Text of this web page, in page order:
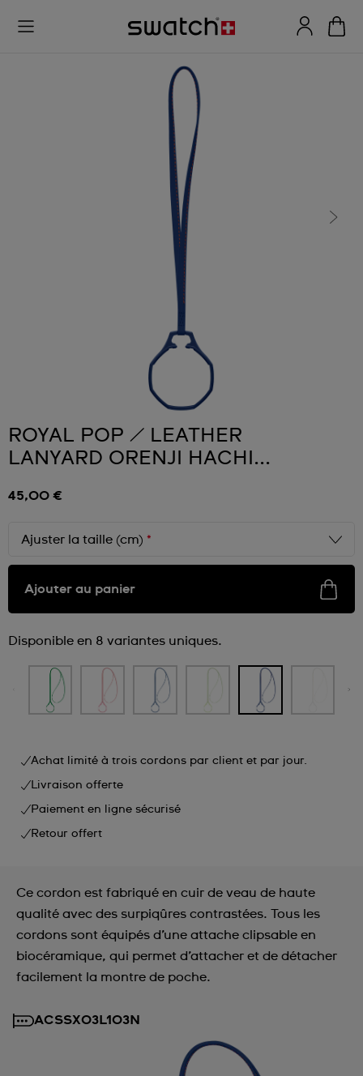
ROYAL POP / LEATHER
LANYARD ORENJI HACHI...
45,00 €
Ajuster la taille (cm) *
Ajouter au panier
Disponible en 8 variantes uniques.
Achat limité à trois cordons par client et par jour.
Livraison offerte
Paiement en ligne sécurisé
Retour offert
Ce cordon est fabriqué en cuir de veau de haute
qualité avec des surpiqûres contrastées. Tous les
cordons sont équipés d’une attache clipsable en
biocéramique, qui permet d’attacher et de détacher
facilement la montre de poche.
ACSSX03L103N